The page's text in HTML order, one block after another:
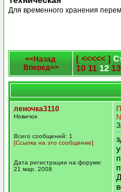
Для временного хранения
<<Назад
Вперед>>
[ <<<<< ]
10 11 12 13
леночка3110
Новичок
Всего сообщений: 1
[Ссылка на это сообщение]
Дата регистрации на форуме:
21 мар. 2008